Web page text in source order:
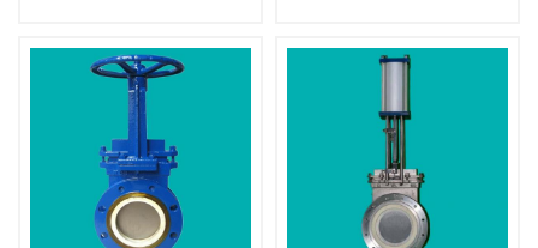
abrasiva
para ceniza seca